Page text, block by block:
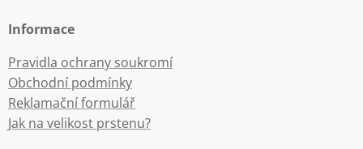
Informace
Pravidla ochrany soukromí
Obchodní podmínky
Reklamační formulář
Jak na velikost prstenu?